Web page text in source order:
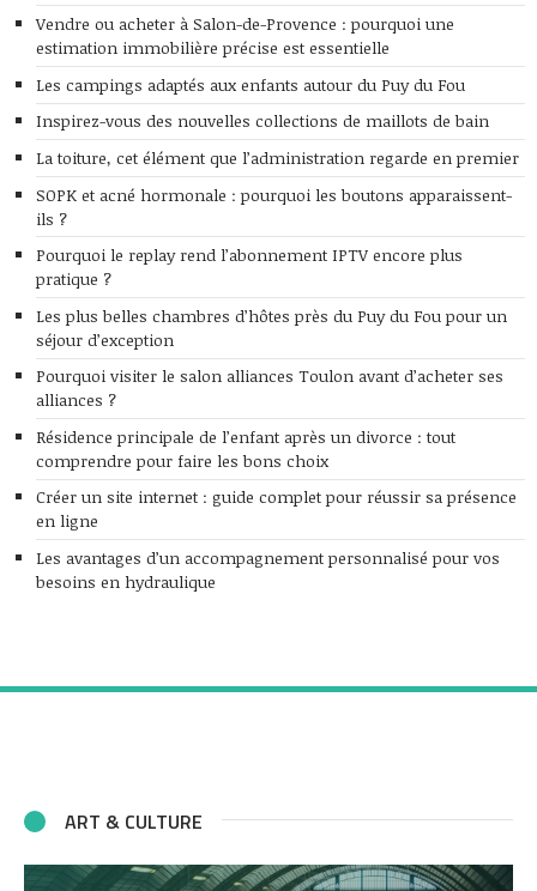
Vendre ou acheter à Salon-de-Provence : pourquoi une
estimation immobilière précise est essentielle
Les campings adaptés aux enfants autour du Puy du Fou
Inspirez-vous des nouvelles collections de maillots de bain
La toiture, cet élément que l’administration regarde en premier
SOPK et acné hormonale : pourquoi les boutons apparaissent-
ils ?
Pourquoi le replay rend l’abonnement IPTV encore plus
pratique ?
Les plus belles chambres d’hôtes près du Puy du Fou pour un
séjour d’exception
Pourquoi visiter le salon alliances Toulon avant d’acheter ses
alliances ?
Résidence principale de l’enfant après un divorce : tout
comprendre pour faire les bons choix
Créer un site internet : guide complet pour réussir sa présence
en ligne
Les avantages d’un accompagnement personnalisé pour vos
besoins en hydraulique
ART & CULTURE